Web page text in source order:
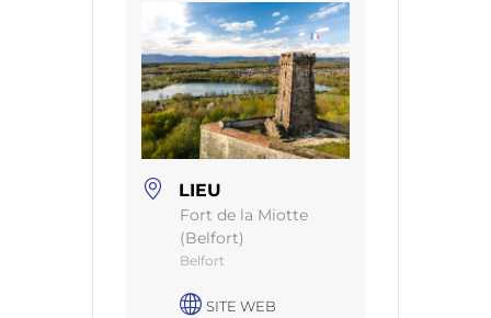
LIEU
Fort de la Miotte
(Belfort)
Belfort
SITE WEB